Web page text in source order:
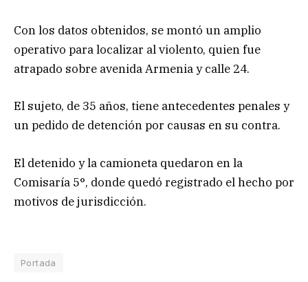
Con los datos obtenidos, se montó un amplio
operativo para localizar al violento, quien fue
atrapado sobre avenida Armenia y calle 24.
El sujeto, de 35 años, tiene antecedentes penales y
un pedido de detención por causas en su contra.
El detenido y la camioneta quedaron en la
Comisaría 5°, donde quedó registrado el hecho por
motivos de jurisdicción.
Portada